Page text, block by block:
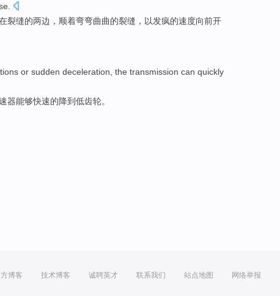
裂缝的两边，顺着弯弯曲曲的裂缝，以发疯的速度向前开
or sudden deceleration , the transmission can quickly
器能够快速的降到低齿轮。
博客 技术博客 诚聘英才 联系我们 站点地图 网络举报